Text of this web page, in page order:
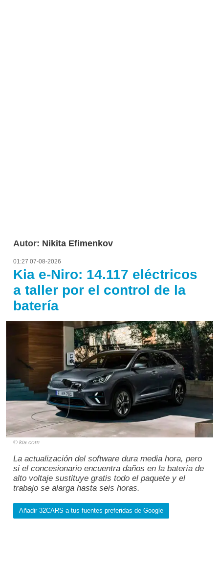
Autor: Nikita Efimenkov
01:27 07-08-2026
Kia e-Niro: 14.117 eléctricos
a taller por el control de la
batería
kia.com
La actualización del software dura media hora, pero
si el concesionario encuentra daños en la batería de
alto voltaje sustituye gratis todo el paquete y el
trabajo se alarga hasta seis horas.
Añadir 32CARS a tus fuentes preferidas de Google